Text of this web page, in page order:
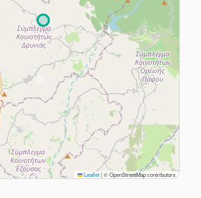
Leaflet|© OpenStreetMap contributors